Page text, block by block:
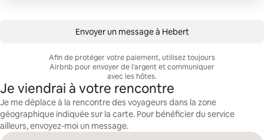
Envoyer un message à Hebert
Afin de protéger votre paiement, utilisez toujours
Airbnb pour envoyer de l'argent et communiquer
avec les hôtes.
Je viendrai à votre rencontre
Je me déplace à la rencontre des voyageurs dans la zone
géographique indiquée sur la carte. Pour bénéficier du service
ailleurs, envoyez-moi un message.